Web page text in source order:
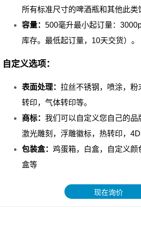
现在询价